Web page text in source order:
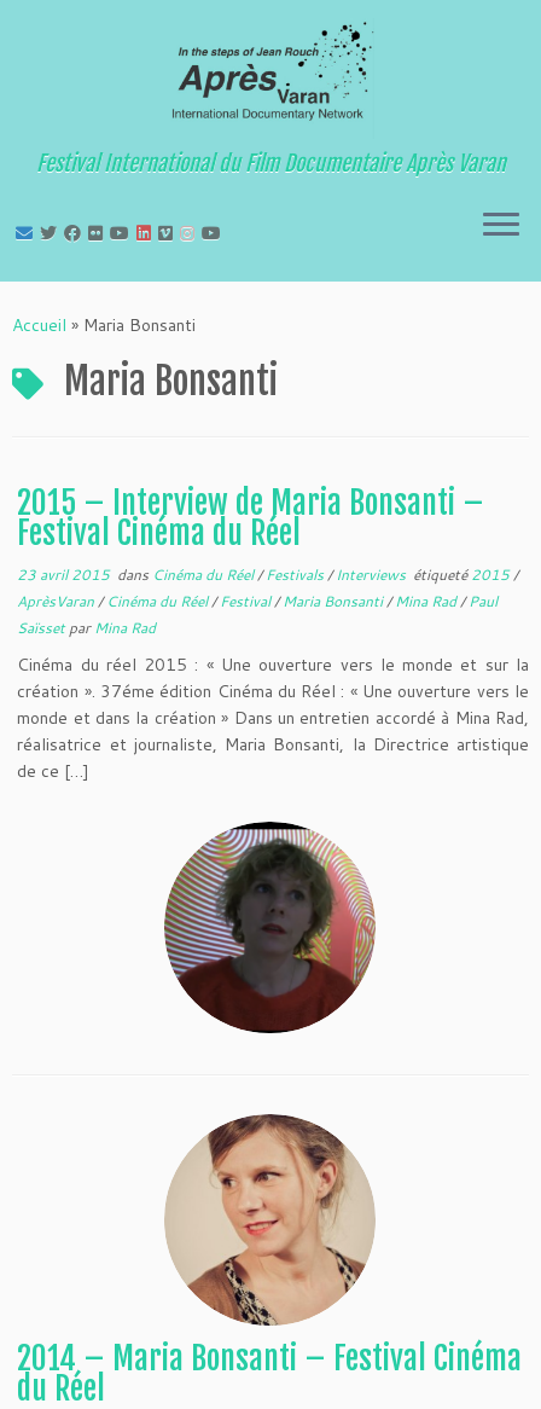
au
Festival International du Film Documentaire Après Varan
Accueil » Maria Bonsanti
Maria Bonsanti
2015 – Interview de Maria Bonsanti –
Festival Cinéma du Réel
23 avril 2015dans Cinéma du Réel/Festivals/Interviews étiqueté2015/
AprèsVaran/Cinéma du Réel/Festival/Maria Bonsanti/Mina Rad/Paul
SaïssetparMina Rad
Cinéma du réel 2015 : « Une ouverture vers le monde et sur la
création ». 37éme édition Cinéma du Réel : « Une ouverture vers le
monde et dans la création » Dans un entretien accordé à Mina Rad,
réalisatrice et journaliste, Maria Bonsanti, la Directrice artistique
de ce […]
2014 – Maria Bonsanti – Festival Cinéma
du Réel